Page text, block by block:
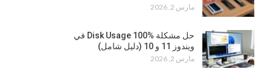
مارس 2, 2026
حل مشكلة Disk Usage 100% في
ويندوز 11 و 10 (دليل شامل)
مارس 2, 2026